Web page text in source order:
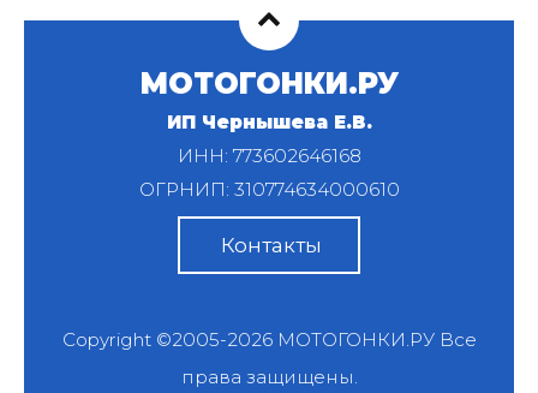
МОТОГОНКИ.РУ
ИП Чернышева Е.В.
ИНН: 773602646168
ОГРНИП: 310774634000610
Контакты
Copyright ©2005-2026 МОТОГОНКИ.РУВсе
права защищены.